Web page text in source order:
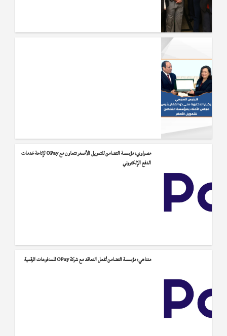
منى ذو الفقار عن تكريمها: سعيدة به للغاية وكلام الرئيس السيسى له أثر كبير على
https://www.youm7.com/story/2022/3/23/%D9%85%D9%86%D9%89-
%D8%B0%D9%88-%D8%A7%D9%84%D9%81%D9%82%D8%A7%D8%B1-
%D8%B9%D9%86-
%D8%AA%D9%83%D8%B1%D9%8A%D9%85%D9%87%D8%A7-
%D8%B3%D8%B9%D9%8A%D8%AF%D8%A9-%D8%A8%D9%87-
%D9%84%D9%84%D8%BA%D8%A7%D9%8A%D8%A9-
مصراوي: مؤسسة التضامن للتمويل الأصغر تتعاون مع OPay لإتاحة خدمات
الدفع الإلكتروني
متناهي: مؤسسة التضامن تُفعل التعاقد مع شركة OPay للمدفوعات الرقمية